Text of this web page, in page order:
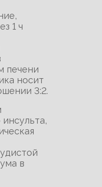
1 ч
печени
носит
3:2.
в